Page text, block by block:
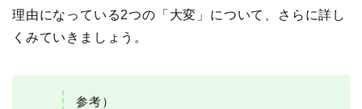
理由になっている2つの「大変」について、さらに詳し
くみていきましょう。
参考）